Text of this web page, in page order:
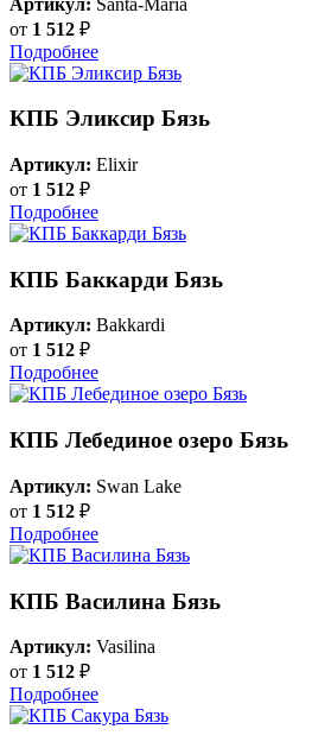
от 1 512 ₽
Подробнее
КПБ Эликсир Бязь
Артикул: Elixir
от 1 512 ₽
Подробнее
КПБ Баккарди Бязь
Артикул: Bakkardi
от 1 512 ₽
Подробнее
КПБ Лебединое озеро Бязь
Артикул: Swan Lake
от 1 512 ₽
Подробнее
КПБ Василина Бязь
Артикул: Vasilina
от 1 512 ₽
Подробнее